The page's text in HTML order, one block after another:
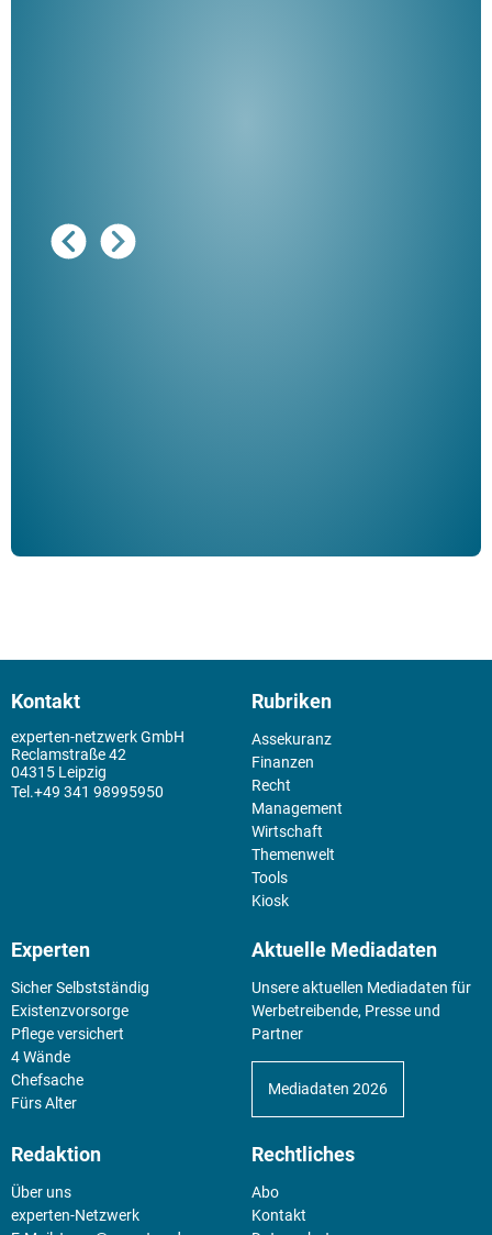
Kontakt
experten-netzwerk GmbH
Reclamstraße 42
04315 Leipzig
+49 341 98995950
Rubriken
Assekuranz
Finanzen
Recht
Management
Wirtschaft
Themenwelt
Tools
Kiosk
Experten
Sicher Selbstständig
Existenz­vorsorge
Pflege versichert
4 Wände
Chefsache
Fürs Alter
Aktuelle Mediadaten
Unsere aktuellen Mediadaten für
Werbetreibende, Presse und
Partner
Mediadaten 2026
Redaktion
Über uns
experten-Netzwerk
Rechtliches
Abo
Kontakt